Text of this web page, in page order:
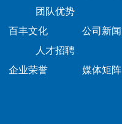
团队优势
百丰文化
公司新闻
人才招聘
企业荣誉
媒体矩阵